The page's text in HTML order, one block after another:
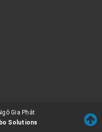
Gia Phát
Solutions